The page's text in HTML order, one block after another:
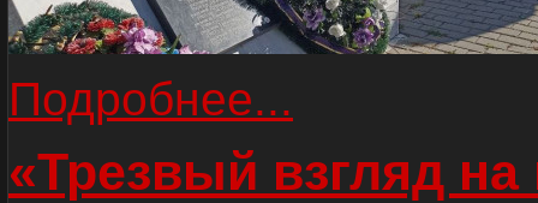
Подробнее...
«Трезвый взгляд на